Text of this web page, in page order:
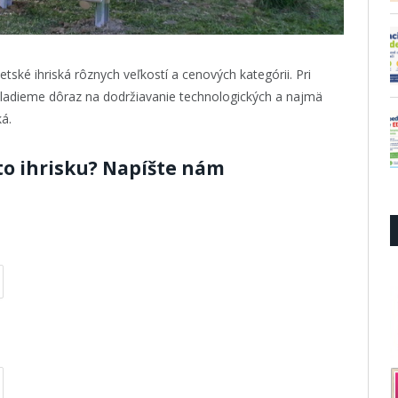
ihriská rôznych veľkostí a cenových kategórii. Pri
dôraz na dodržiavanie technologických a najmä
ihrisku? Napíšte nám